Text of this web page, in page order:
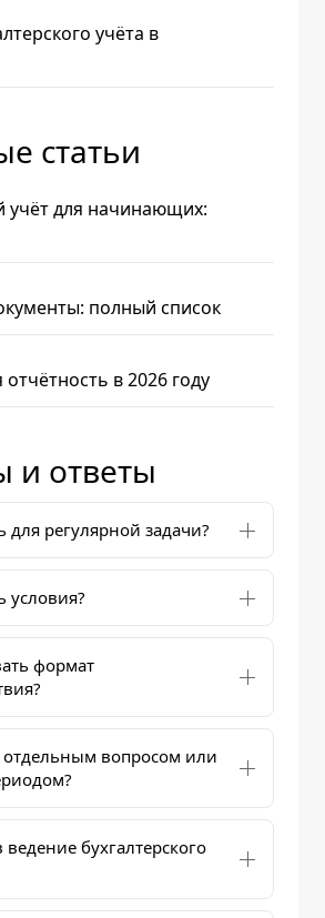
учёта в
статьи
учёт для начинающих:
полный список
отчётность в 2026 году
и ответы
для регулярной задачи?
условия?
формат
отдельным вопросом или
ведение бухгалтерского